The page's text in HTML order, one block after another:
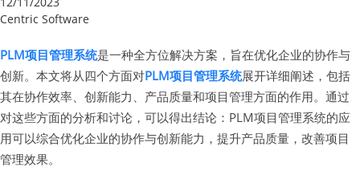
Centric Software
PLM项目管理系统是一种全方位解决方案，旨在优化企业的协作与
创新。本文将从四个方面对PLM项目管理系统展开详细阐述，包括
其在协作效率、创新能力、产品质量和项目管理方面的作用。通过
对这些方面的分析和讨论，可以得出结论：PLM项目管理系统的应
用可以综合优化企业的协作与创新能力，提升产品质量，改善项目
管理效果。